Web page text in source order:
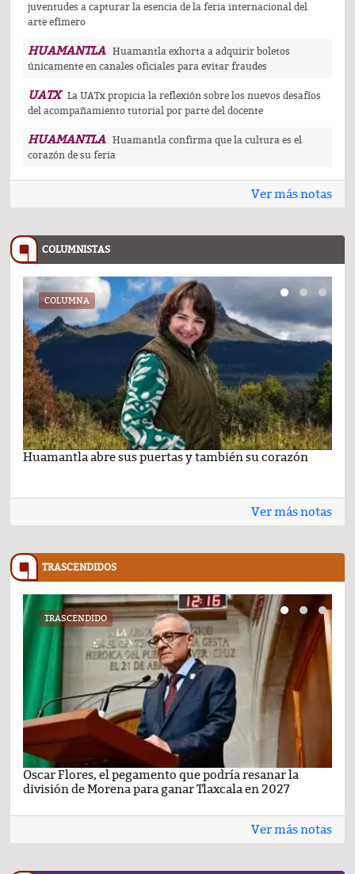
juventudes a capturar la esencia de la feria internacional del
arte efímero
HUAMANTLA
Huamantla exhorta a adquirir boletos
únicamente en canales oficiales para evitar fraudes
UATX
La UATx propicia la reflexión sobre los nuevos desafíos
del acompañamiento tutorial por parte del docente
HUAMANTLA
Huamantla confirma que la cultura es el
corazón de su feria
Ver más notas
COLUMNISTAS
COLUMNA
Huamantla abre sus puertas y también su corazón
Ver más notas
TRASCENDIDOS
TRASCENDIDO
Oscar Flores, el pegamento que podría resanar la
división de Morena para ganar Tlaxcala en 2027
Ver más notas